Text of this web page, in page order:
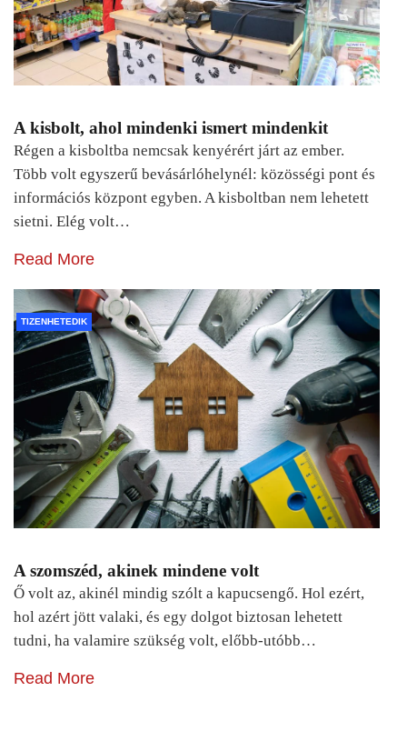
A kisbolt, ahol mindenki ismert mindenkit
Régen a kisboltba nemcsak kenyérért járt az ember.
Több volt egyszerű bevásárlóhelynél: közösségi pont és
információs központ egyben. A kisboltban nem lehetett
sietni. Elég volt…
Read More
TIZENHETEDIK
A szomszéd, akinek mindene volt
Ő volt az, akinél mindig szólt a kapucsengő. Hol ezért,
hol azért jött valaki, és egy dolgot biztosan lehetett
tudni, ha valamire szükség volt, előbb-utóbb…
Read More